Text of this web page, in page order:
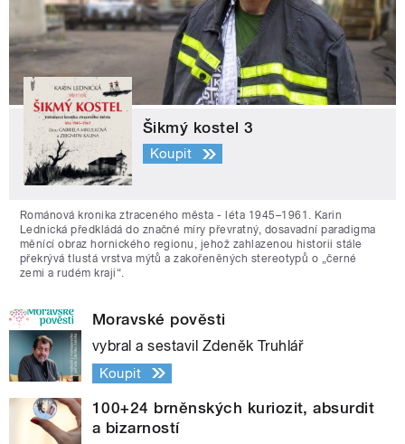
Šikmý kostel 3
Koupit
Románová kronika ztraceného města - léta 1945–1961. Karin
Lednická předkládá do značné míry převratný, dosavadní paradigma
měnící obraz hornického regionu, jehož zahlazenou historii stále
překrývá tlustá vrstva mýtů a zakořeněných stereotypů o „černé
zemi a rudém kraji“.
Moravské pověsti
vybral a sestavil Zdeněk Truhlář
Koupit
100+24 brněnských kuriozit, absurdit
a bizarností